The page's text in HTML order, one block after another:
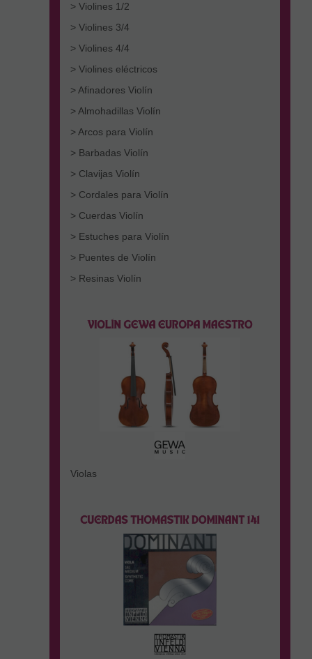
> Violines 1/2
> Violines 3/4
> Violines 4/4
> Violines eléctricos
> Afinadores Violín
> Almohadillas Violín
> Arcos para Violín
> Barbadas Violín
> Clavijas Violín
> Cordales para Violín
> Cuerdas Violín
> Estuches para Violín
> Puentes de Violín
> Resinas Violín
Violas